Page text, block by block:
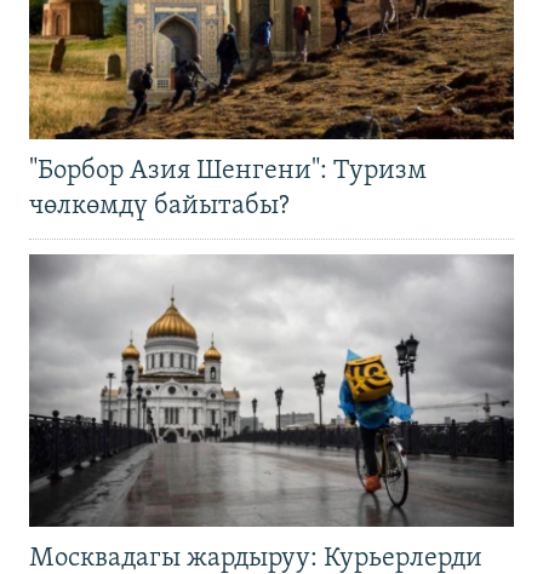
"Борбор Азия Шенгени": Туризм
чөлкөмдү байытабы?
Москвадагы жардыруу: Курьерлерди